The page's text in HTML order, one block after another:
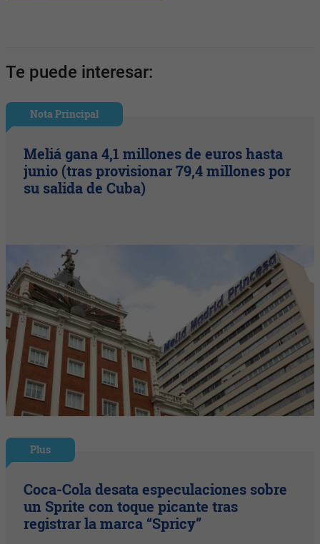
Te puede interesar:
Nota Principal
Meliá gana 4,1 millones de euros hasta
junio (tras provisionar 79,4 millones por
su salida de Cuba)
Plus
Coca-Cola desata especulaciones sobre
un Sprite con toque picante tras
registrar la marca “Spricy”